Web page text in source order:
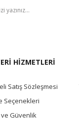
HİZMETLERİ
Satış Sözleşmesi
Seçenekleri
Güvenlik